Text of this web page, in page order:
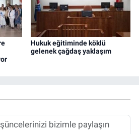
Hukuk eğitiminde köklü
gelenek çağdaş yaklaşım